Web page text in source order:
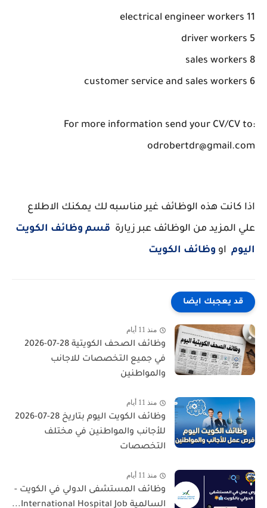
11 electrical engineer workers
5 driver workers
8 sales workers
6 customer service and sales workers
For more information send your CV/CV to:
odrobertdr@gmail.com
اذا كانت هذه الوظائف غير مناسبه لك يمكنك الاطلاع
علي المزيد من الوظائف عبر زيارة قسم وظائف الكويت
اليوم او وظائف الكويت
قد يعجبك ايضا
منذ 11 أيام
وظائف الصحف الكويتية 28-07-2026
في جميع التخصصات للاجانب
والمواطنين
منذ 11 أيام
وظائف الكويت اليوم بتاريخ 28-07-2026
للأجانب والمواطنين في مختلف
التخصصات
منذ 11 أيام
وظائف المستشفى الدولي في الكويت -
السالمية International Hospital Job...